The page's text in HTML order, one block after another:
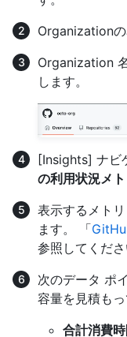
Organizationの
Organization
します。
[Insights] ナビ
の利用状況メ
表示するメト
ます。 「
参照してくださ
次のデータ ポ
容量を見積もっ
合計消費